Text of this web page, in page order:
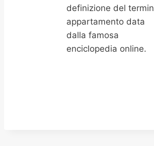
definizione del
appartamento data
dalla famosa
enciclopedia online.